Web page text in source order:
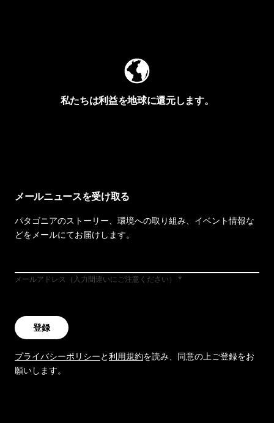
私たちは利益を地球に還元します。
メールニュースを受け取る
パタゴニアのストーリー、環境への取り組み、イベント情報な
どをメールにてお届けします。
メールアドレス（入力間違いにご注意ください）
登録
プライバシーポリシーと利用規約を読み、同意の上ご登録をお
願いします。